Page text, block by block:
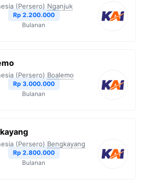
(Persero) Nganjuk
Rp 2.200.000
Bulanan
(Persero) Boalemo
Rp 3.000.000
Bulanan
(Persero) Bengkayang
Rp 2.800.000
Bulanan